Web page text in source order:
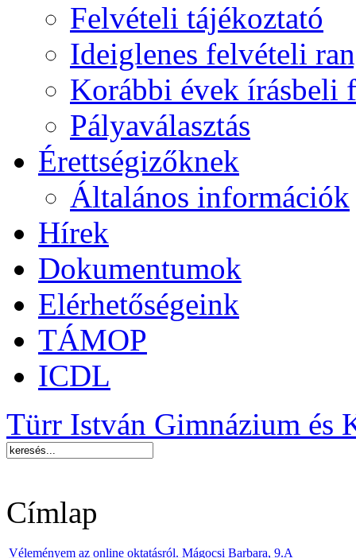
Felvételi tájékoztató
Ideiglenes felvételi
Korábbi évek írásbeli
Pályaválasztás
Érettségizőknek
Általános információk
Hírek
Dokumentumok
Elérhetőségeink
TÁMOP
ICDL
Türr István Gimnázium és
Címlap
Véleményem az online oktatásról. Mágocsi Barbara, 9.A